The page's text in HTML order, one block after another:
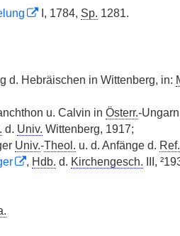
I, 1784, Sp. 1281.
d. Hebräischen in Wittenberg, in:
u. Calvin in Österr.-
d. Univ. Wittenberg, 1917;
Univ.-Theol. u. d. Anfänge d. Ref.
, Hdb. d. Kirchengesch. III,